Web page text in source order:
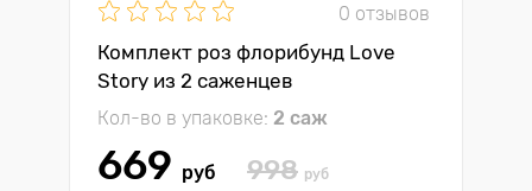
0 отзывов
Комплект роз флорибунд Love
Story из 2 саженцев
Кол-во в упаковке: 2 саж
669 руб 998 руб